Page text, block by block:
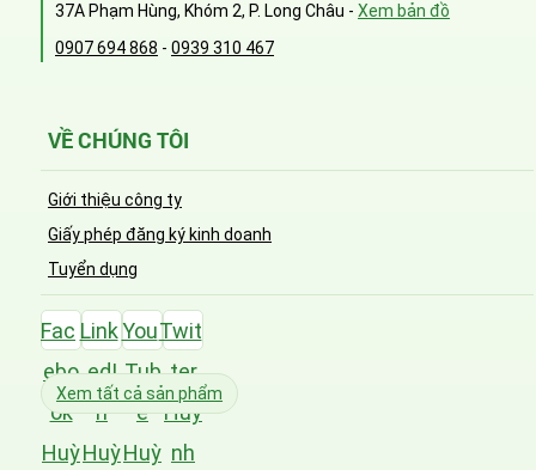
37A Phạm Hùng, Khóm 2, P. Long Châu - Xem bản đồ
0907 694 868 - 0939 310 467
VỀ CHÚNG TÔI
Giới thiệu công ty
Giấy phép đăng ký kinh doanh
Tuyển dụng
Fac
ebo
ok
Huỳ
Link
edI
n
Huỳ
You
Tub
e
Huỳ
Twit
ter
Huỳ
nh
Xem tất cả sản phẩm